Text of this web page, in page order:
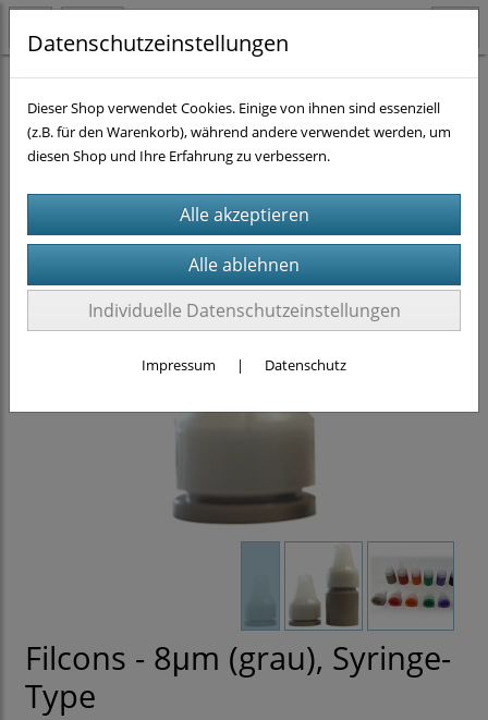
Filcons - 8μm (grau), Syringe-
Type
Datenschutzeinstellungen
Dieser Shop verwendet Cookies. Einige von ihnen sind essenziell
(z.B. für den Warenkorb), während andere verwendet werden, um
diesen Shop und Ihre Erfahrung zu verbessern.
Individuelle Datenschutzeinstellungen
Impressum | Datenschutz